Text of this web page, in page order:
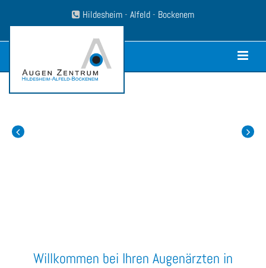
 Hildesheim- Alfeld- Bockenem
Willkommen bei Ihren Augenärzten in